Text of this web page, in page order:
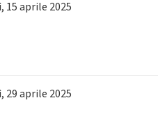
, 15aprile 2025
, 29aprile 2025